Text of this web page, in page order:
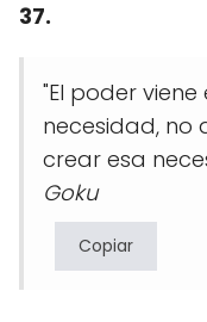
37.
"El poder
necesidad, no
crear esa
Goku
Copiar